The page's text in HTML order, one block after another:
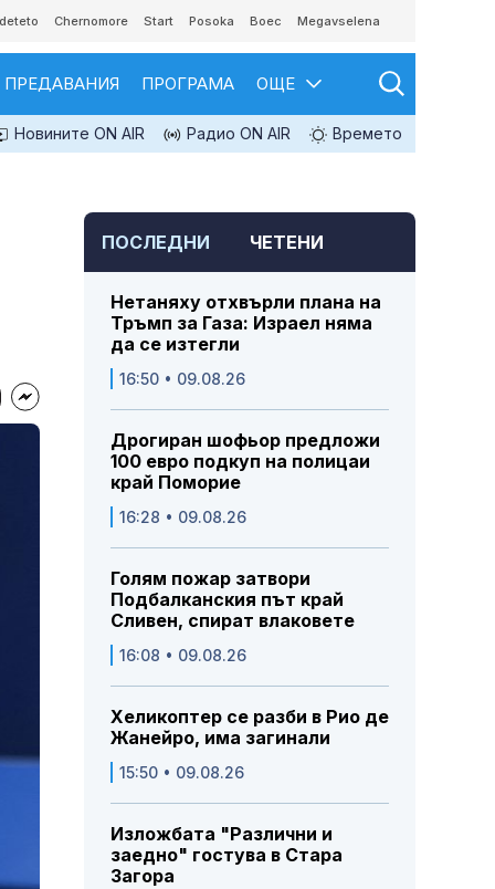
Chernomore Start Posoka Boec Megavselena
ПРЕДАВАНИЯ ПРОГРАМА ОЩЕ
Новините ON AIR Радио ON AIR Времето
ПОСЛЕДНИ ЧЕТЕНИ
Нетаняху отхвърли плана на
Тръмп за Газа: Израел няма
да се изтегли
16:50 • 09.08.26
Дрогиран шофьор предложи
100 евро подкуп на полицаи
край Поморие
16:28 • 09.08.26
Голям пожар затвори
Подбалканския път край
Сливен, спират влаковете
16:08 • 09.08.26
Хеликоптер се разби в Рио де
Жанейро, има загинали
15:50 • 09.08.26
Изложбата "Различни и
заедно" гостува в Стара
Загора